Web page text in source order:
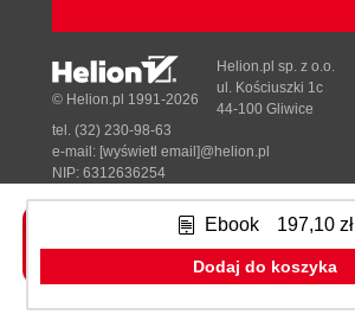
Ebook 197,10 zł
Dodaj do koszyka
Tonik.pl
© Helion.pl 1991-2026
Helion.pl sp. z o.o.
ul. Kościuszki 1c
44-100 Gliwice
tel. (32) 230-98-63
e-mail: [wyświetl email]@helion.pl
NIP: 6312636254